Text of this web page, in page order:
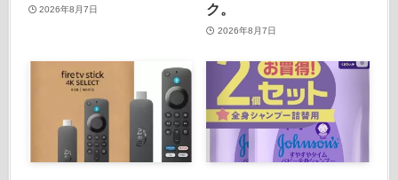
2026年8月7日
ク。
2026年8月7日